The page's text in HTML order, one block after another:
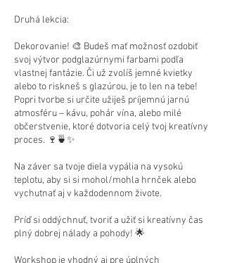
Druhá lekcia:
Dekorovanie! 🎨 Budeš mať možnosť ozdobiť
svoj výtvor podglazúrnymi farbami podľa
vlastnej fantázie. Či už zvolíš jemné kvietky
alebo to riskneš s glazúrou, je to len na tebe!
Popri tvorbe si určite užiješ príjemnú jarnú
atmosféru – kávu, pohár vína, alebo milé
občerstvenie, ktoré dotvoria celý tvoj kreatívny
proces. 🍷🍵✨
Na záver sa tvoje diela vypália na vysokú
teplotu, aby si si mohol/mohla hrnček alebo
vychutnať aj v každodennom živote.
Príď si oddýchnuť, tvoriť a užiť si kreatívny čas
plný dobrej nálady a pohody! 🌟
Workshop je vhodný aj pre úplných